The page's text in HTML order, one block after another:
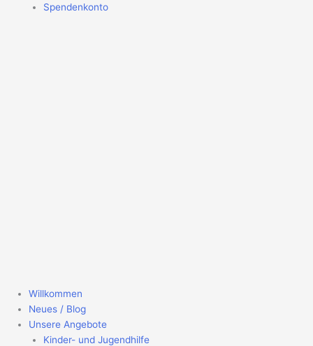
Spendenkonto
Willkommen
Neues / Blog
Unsere Angebote
Kinder- und Jugendhilfe